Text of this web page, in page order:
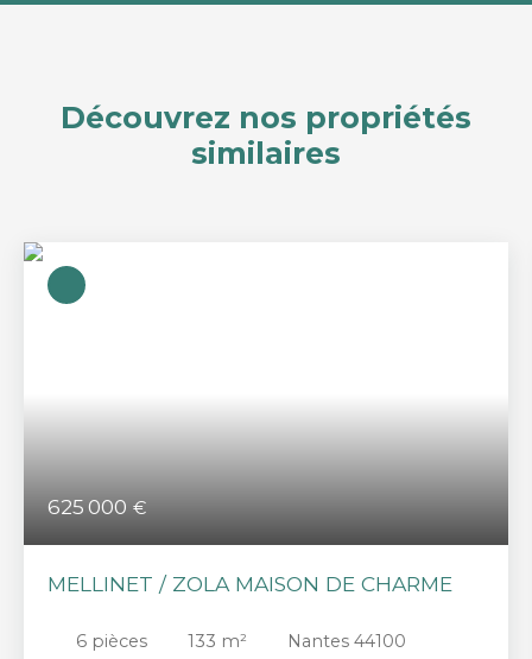
Découvrez nos propriétés
similaires
625 000 €
MELLINET / ZOLA MAISON DE CHARME
6 pièces 133 m² Nantes 44100